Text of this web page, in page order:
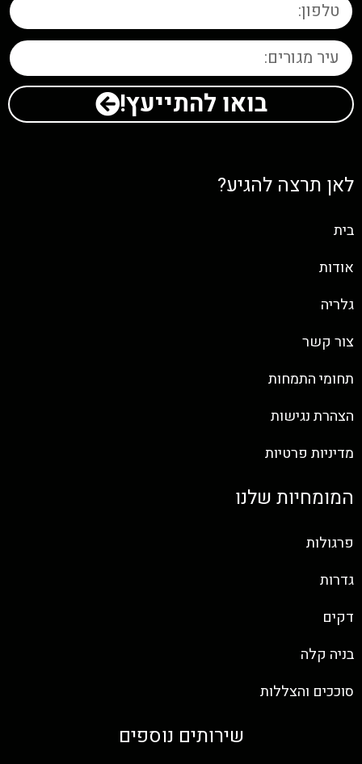
בואו להתייעץ!
לאן תרצה להגיע?
בית
אודות
גלריה
צור קשר
תחומי התמחות
הצהרת נגישות
מדיניות פרטיות
המומחיות שלנו
פרגולות
גדרות
דקים
בניה קלה
סוככים והצללות
שירותים נוספים